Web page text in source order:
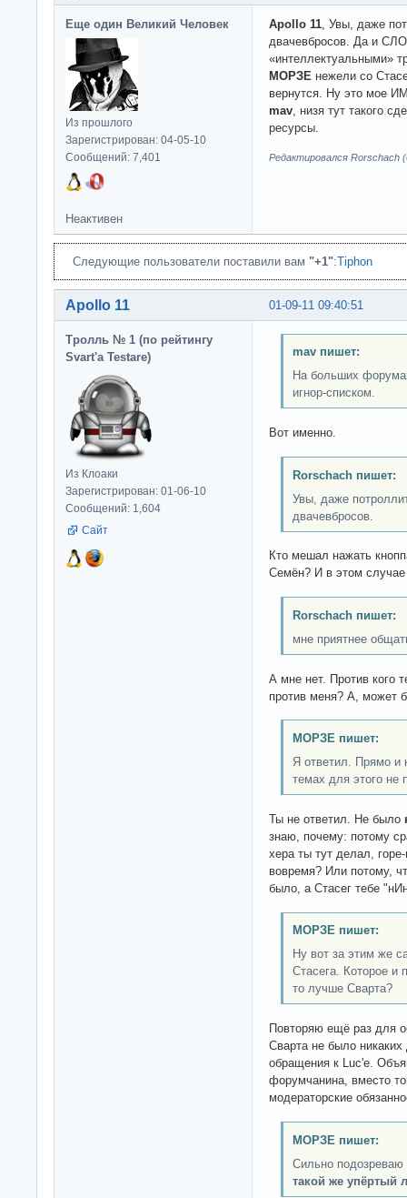
Еще один Великий Человек
Из прошлого
Зарегистрирован: 04-05-10
Сообщений: 7,401
Apollo 11 , Увы, даже
двачевбросов. Да и
«интеллектуальными»
МОРЗЕ нежели со
вернутся. Ну это мое
mav , низя тут такого
ресурсы.
Редактировался Rorschach
Неактивен
Следующие пользователи поставили вам "+1":Tiphon
01-09-11 09:40:51
Apollo 11
Тролль № 1 (по рейтингу
Svart'а Testare)
Из Клоаки
Зарегистрирован: 01-06-10
Сообщений: 1,604
Сайт
mav пишет:
На больших
игнор-списком.
Вот именно.
Rorschach пишет:
Увы, даже
двачевбросов.
Кто мешал нажать
Семён? И в этом случае
Rorschach пишет:
мне приятнее
А мне нет. Против кого
против меня? А, может
МОРЗЕ пишет:
Я ответил. Прямо и
темах для этого не
Ты не ответил. Не было
знаю, почему: потому
хера ты тут делал,
вовремя? Или потому,
было, а Стасег тебе
МОРЗЕ пишет:
Ну вот за этим же
Стасега. Которое и
то лучше Сварта?
Повторяю ещё раз для
Сварта не было никаких
обращения к Luc'е.
форумчанина, вместо
модераторские
МОРЗЕ пишет:
Сильно подозреваю
такой же упёртый